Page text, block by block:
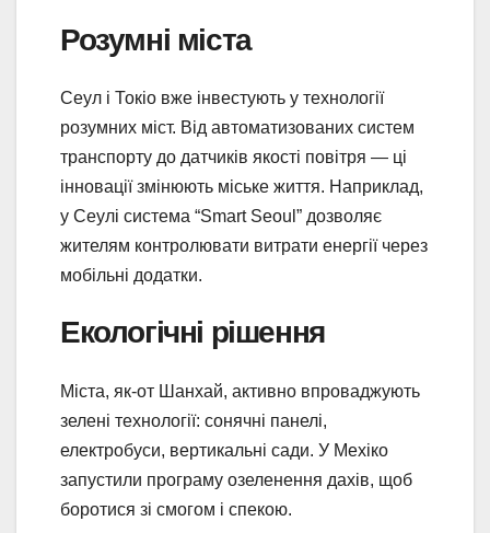
Розумні міста
Сеул і Токіо вже інвестують у технології
розумних міст. Від автоматизованих систем
транспорту до датчиків якості повітря — ці
інновації змінюють міське життя. Наприклад,
у Сеулі система “Smart Seoul” дозволяє
жителям контролювати витрати енергії через
мобільні додатки.
Екологічні рішення
Міста, як-от Шанхай, активно впроваджують
зелені технології: сонячні панелі,
електробуси, вертикальні сади. У Мехіко
запустили програму озеленення дахів, щоб
боротися зі смогом і спекою.